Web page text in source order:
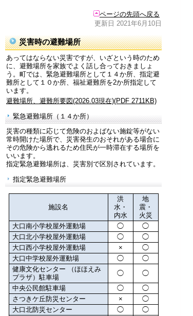
ページの先頭へ戻る
更新日 2021年6月10日
災害時の避難場所
あってはならない災害ですが、いざという時のため
に、避難場所を家族でよく話し合っておきましょ
う。町では、緊急避難場所として１４か所、指定避
難所として１０か所、福祉避難所を2か所指定して
います。
避難場所、避難所要図(2026.03現在)(PDF 2711KB)
緊急避難場所（１４か所）
災害の種類に応じて危険のおよばない施錠等がない
常時開けた場所で、災害発生のおそれがある場合に
その危険から逃れるため住民が一時滞在する場所を
いいます。
指定緊急避難場所は、災害別で区別されています。
指定緊急避難場所
施設名
洪
水・
内水
地
震・
火災
大口南小学校屋外運動場
◯
◯
大口北小学校屋外運動場
◯
◯
大口西小学校屋外運動場
×
◯
大口中学校屋外運動場
◯
◯
健康文化センター （ほほえみ
プラザ）駐車場
◯
◯
中央公民館駐車場
◯
◯
さつきケ丘防災センター
×
◯
大口北防災センター
◯
◯